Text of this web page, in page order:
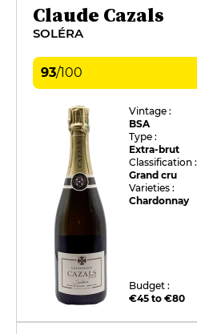
Claude Cazals
SOLÉRA
93/100
Vintage :
BSA
Type :
Extra-brut
Classification :
Grand cru
Varieties :
Chardonnay
Budget :
€45 to €80